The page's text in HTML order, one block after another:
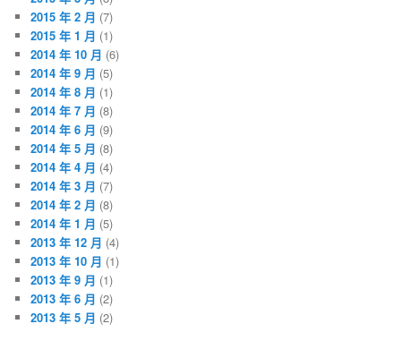
2015 年 2 月 (7)
2015 年 1 月 (1)
2014 年 10 月 (6)
2014 年 9 月 (5)
2014 年 8 月 (1)
2014 年 7 月 (8)
2014 年 6 月 (9)
2014 年 5 月 (8)
2014 年 4 月 (4)
2014 年 3 月 (7)
2014 年 2 月 (8)
2014 年 1 月 (5)
2013 年 12 月 (4)
2013 年 10 月 (1)
2013 年 9 月 (1)
2013 年 6 月 (2)
2013 年 5 月 (2)